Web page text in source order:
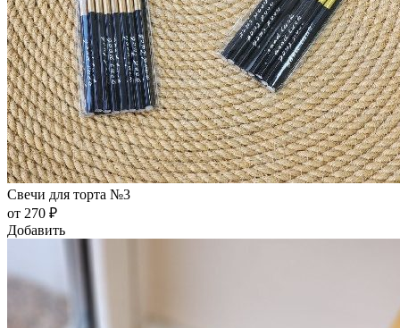
Свечи для торта №3
от 270 ₽
Добавить